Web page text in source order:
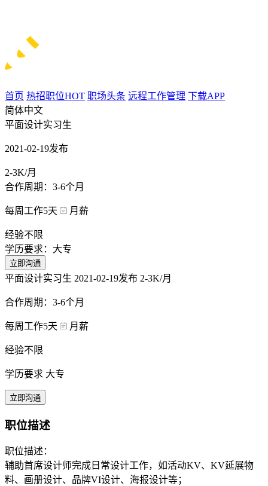
首页 热招职位HOT 职场头条 远程工作管理 下载APP
简体中文
平面设计实习生
2021-02-19发布
2-3K/月
合作周期：3-6个月
每周工作5天 月薪
经验不限
学历要求：大专
立即沟通
平面设计实习生 2021-02-19发布 2-3K/月
合作周期：3-6个月
每周工作5天 月薪
经验不限
学历要求 大专
立即沟通
职位描述
职位描述：
辅助首席设计师完成日常设计工作，如活动KV、KV延展物
料、画册设计、品牌VI设计、海报设计等；